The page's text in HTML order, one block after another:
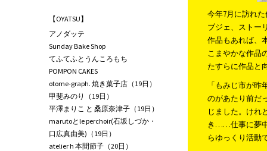
今年7月に訪れ
ブジェ、ストー
作品もあれば、
こまやかな作品
たすらに作品と
「もみじ市が
のがあたり前だ
じました。けれ
き……仕事に夢
らゆっくり活動
【OYATSU】
アノダッテ
Sunday Bake Shop
てふてふとうんころもち
POMPON CAKES
otome-graph. 焼き菓子店（19日）
甲斐みのり（19日）
平澤まりこ と 桑原奈津子（19日）
marutoとle perchoir(石坂しづか・
口広真由美)（19日）
atelier h 本間節子（20日）